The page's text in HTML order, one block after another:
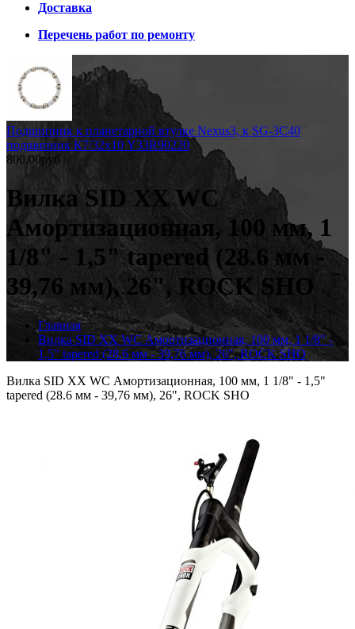
Доставка
Перечень работ по ремонту
Подшипник к планетарной втулке Nexus3, к SG-3C40
подшипник К7/32х10 Y33R90220
800.00руб
Вилка SID XX WC
Амортизационная, 100 мм, 1
1/8" - 1,5" tapered (28.6 мм -
39,76 мм), 26", ROCK SHO
Главная
Вилка SID XX WC Амортизационная, 100 мм, 1 1/8" -
1,5" tapered (28.6 мм - 39,76 мм), 26", ROCK SHO
Вилка SID XX WC Амортизационная, 100 мм, 1 1/8" - 1,5"
tapered (28.6 мм - 39,76 мм), 26", ROCK SHO